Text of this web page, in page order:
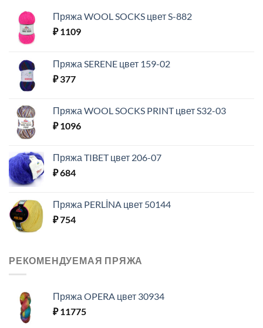
Пряжа WOOL SOCKS цвет S-882
₽1109
Пряжа SERENE цвет 159-02
₽377
Пряжа WOOL SOCKS PRINT цвет S32-03
₽1096
Пряжа TIBET цвет 206-07
₽684
Пряжа PERLİNA цвет 50144
₽754
РЕКОМЕНДУЕМАЯ ПРЯЖА
Пряжа OPERA цвет 30934
₽11775